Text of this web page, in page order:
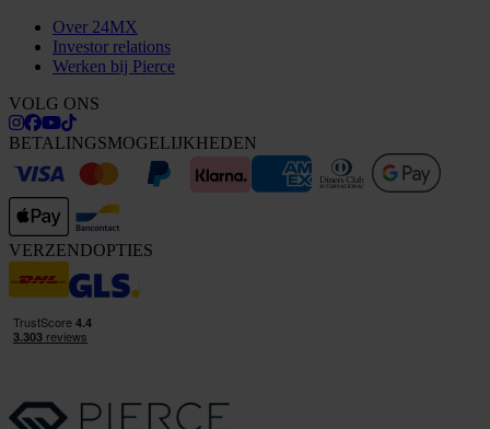
Over 24MX
Investor relations
Werken bij Pierce
VOLG ONS
BETALINGSMOGELIJKHEDEN
VERZENDOPTIES